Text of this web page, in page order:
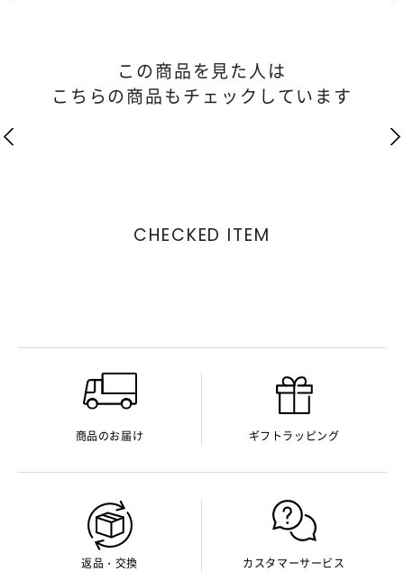
この商品を見た人は
こちらの商品もチェックしています
CHECKED ITEM
商品のお届け ギフトラッピング
返品・交換 カスタマーサービス